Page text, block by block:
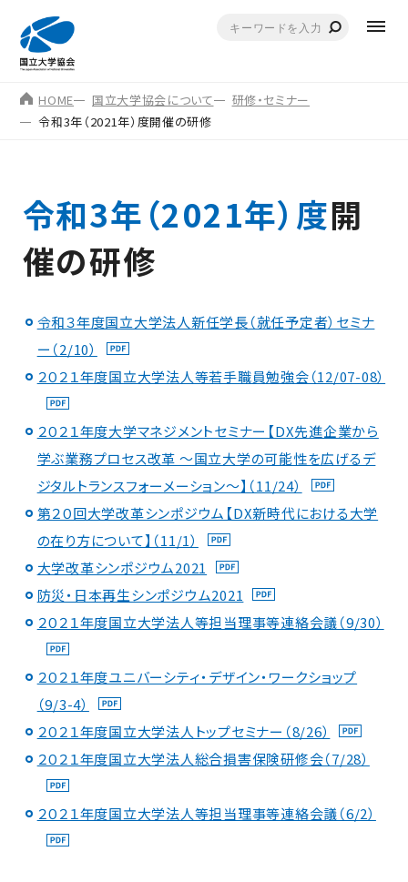
HOME 国立大学協会について
研修・セミナー
令和3年（2021年）度開催の研修
令和3年（2021年）度開
催の研修
令和３年度国立大学法人新任学長（就任予定者）セミナ
ー（2/10）
２０２１年度国立大学法人等若手職員勉強会（12/07-08）
２０２１年度大学マネジメントセミナー【DX先進企業から
学ぶ業務プロセス改革 ～国立大学の可能性を広げるデ
ジタルトランスフォーメーション～】（11/24）
第２０回大学改革シンポジウム【DX新時代における大学
の在り方について】（11/1）
大学改革シンポジウム2021
防災・日本再生シンポジウム2021
２０２１年度国立大学法人等担当理事等連絡会議（9/30）
２０２１年度ユニバーシティ・デザイン・ワークショップ
（9/3-4）
２０２１年度国立大学法人トップセミナー（8/26）
２０２１年度国立大学法人総合損害保険研修会（7/28）
２０２１年度国立大学法人等担当理事等連絡会議（6/2）